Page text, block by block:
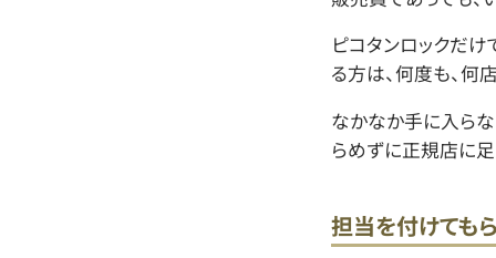
ピコタンロックだけ
る方は、何度も、何
なかなか手に入らな
らめずに正規店に足
担当を付けても